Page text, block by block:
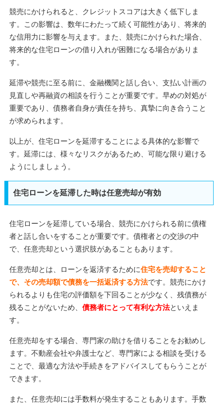
競売にかけられると、クレジットスコアは大きく低下しま
す。この影響は、数年にわたって続く可能性があり、将来的
な信用力に影響を与えます。また、競売にかけられた場合、
将来的な住宅ローンの借り入れが困難になる場合がありま
す。
延滞や競売に至る前に、金融機関と話し合い、支払い計画の
見直しや再融資の相談を行うことが重要です。早めの対処が
重要であり、債務者自身が責任を持ち、真摯に向き合うこと
が求められます。
以上が、住宅ローンを延滞することによる具体的な影響で
す。延滞には、様々なリスクがあるため、可能な限り避ける
ようにしましょう。
住宅ローンを延滞した時は任意売却が有効
住宅ローンを延滞している場合、競売にかけられる前に債権
者と話し合いをすることが重要です。債権者との交渉の中
で、任意売却という選択肢があることもあります。
任意売却とは、ローンを返済するために住宅を売却すること
で、その売却額で債務を一括返済する方法です。競売にかけ
られるよりも住宅の評価額を下回ることが少なく、残債務が
残ることがないため、 債務者にとって有利な方法といえま
す。
任意売却をする場合、専門家の助けを借りることをお勧めし
ます。不動産会社や弁護士など、専門家による相談を受ける
ことで、最適な方法や手続きをアドバイスしてもらうことが
できます。
また、任意売却には手数料が発生することもあります。手数